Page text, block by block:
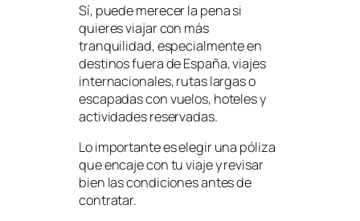
Sí, puede merecer la pena si
quieres viajar con más
tranquilidad, especialmente en
destinos fuera de España, viajes
internacionales, rutas largas o
escapadas con vuelos, hoteles y
actividades reservadas.
Lo importante es elegir una póliza
que encaje con tu viaje y revisar
bien las condiciones antes de
contratar.